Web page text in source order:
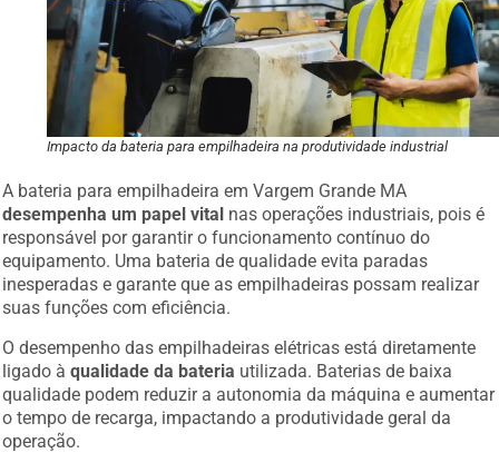
Impacto da bateria para empilhadeira na produtividade industrial
A bateria para empilhadeira em Vargem Grande MA
desempenha um papel vital nas operações industriais, pois é
responsável por garantir o funcionamento contínuo do
equipamento. Uma bateria de qualidade evita paradas
inesperadas e garante que as empilhadeiras possam realizar
suas funções com eficiência.
O desempenho das empilhadeiras elétricas está diretamente
ligado àqualidade da bateria utilizada. Baterias de baixa
qualidade podem reduzir a autonomia da máquina e aumentar
o tempo de recarga, impactando a produtividade geral da
operação.